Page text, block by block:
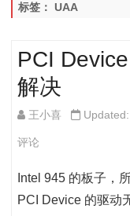
标签： UAA
PCI
解决
王小喜
评论
Intel 945 的板子，
PCI Device 的驱动